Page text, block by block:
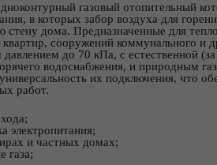
газовый отопительный
в которых забор воздуха для
дома. Предназначенные для
сооружений коммунального и
до 70 кПа, с естественной
водоснабжения, и природным
их подключения, что
работ.
электропитания;
и частных домах;
газа;